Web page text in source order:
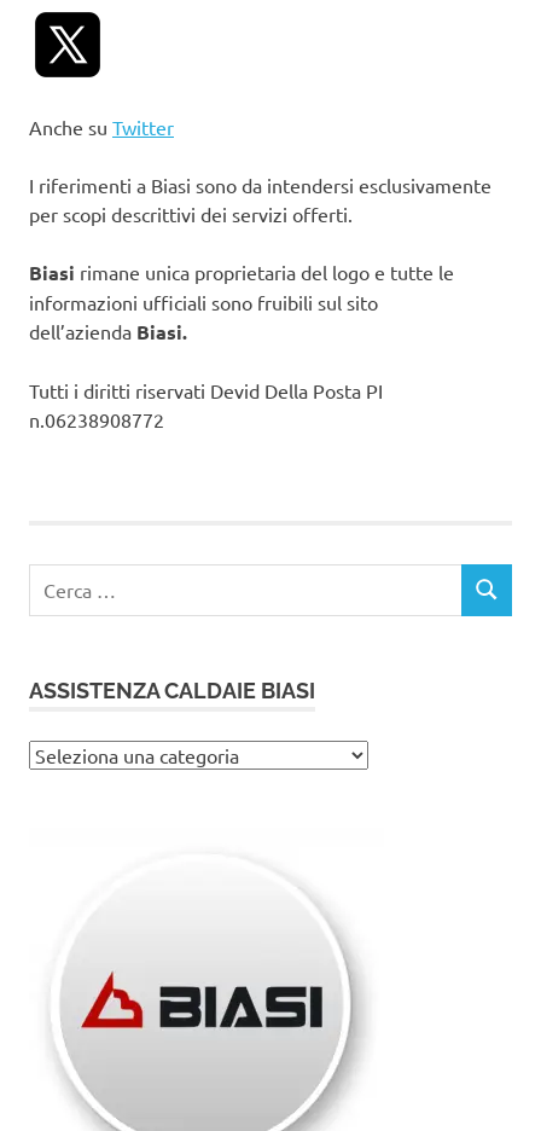
Anche su Twitter
I riferimenti a Biasi sono da intendersi esclusivamente
per scopi descrittivi dei servizi offerti.
Biasi rimane unica proprietaria del logo e tutte le
informazioni ufficiali sono fruibili sul sito
dell’azienda Biasi.
Tutti i diritti riservati Devid Della Posta PI
n.06238908772
per:
CERCA
ASSISTENZA CALDAIE BIASI
Assistenza